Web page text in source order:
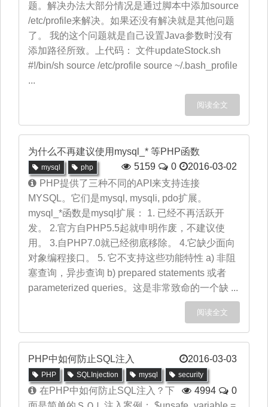
题。解决办法大部分情况是通过脚本中添加source
/etc/profile来解决。如果还没有解决就是其他问题
了。 我的这个问题就是自己设置Java参数时没有
添加路径所致。上代码： 文件updateStock.sh
#!/bin/sh source /etc/profile source ~/.bash_profile
...
阅读全文
为什么不再建议使用mysql_* 等PHP函数
2016-03-02
mysql php 5159
0
PHP提供了三种不同的API来支持连接
MYSQL。它们是mysql, mysqli, pdo扩展。
mysql_*函数是mysql扩展： 1. 已经不再活跃开
发。 2.官方自PHP5.5起就申明作废，不建议使
用。 3.自PHP7.0就已经彻底移除。 4.它缺少面向
对象编程接口。 5. 它不支持这些功能特性 a) 非阻
塞查询，异步查询 b) prepared statements 或者
parameterized queries。这是非常致命的一个缺 ...
阅读全文
PHP中如何防止SQL注入 2016-03-03
PHP SQLInjection mysql security
4994 0
在PHP中如何防止SQL注入？下